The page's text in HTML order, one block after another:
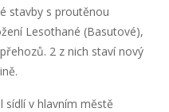
stavby s proutěnou
Lesothané (Basutové),
2 z nich staví nový
sídlí v hlavním městě